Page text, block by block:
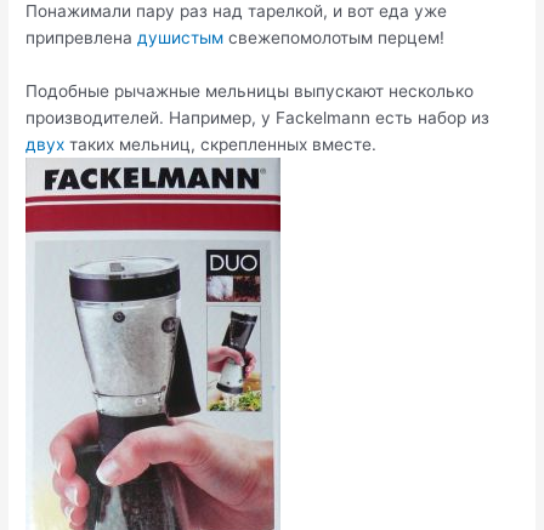
Понажимали пару раз над тарелкой, и вот еда уже
припревлена душистым свежепомолотым перцем!
Подобные рычажные мельницы выпускают несколько
производителей. Например, у Fackelmann есть набор из
двух таких мельниц, скрепленных вместе.